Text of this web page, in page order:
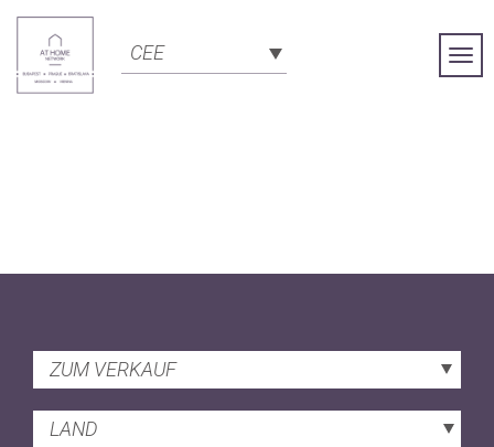
CEE
ZUM VERKAUF
LAND